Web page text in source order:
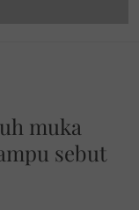
muka
sebut